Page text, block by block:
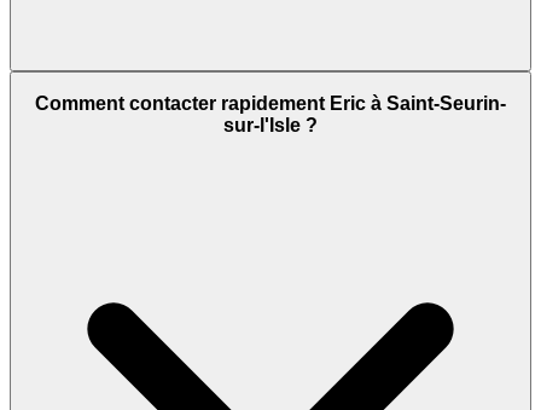
Comment contacter rapidement Eric à Saint-Seurin-
sur-l'Isle ?